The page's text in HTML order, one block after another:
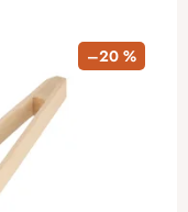
–20 %